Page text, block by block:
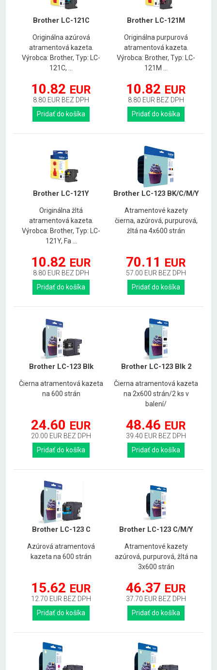
Brother LC-121C
Originálna azúrová
atramentová kazeta.
Výrobca: Brother, Typ: LC-
121C, ...
10.82 EUR
8.80 EUR BEZ DPH
Pridať do košíka
Brother LC-121M
Originálna purpurová
atramentová kazeta.
Výrobca: Brother, Typ: LC-
121M ...
10.82 EUR
8.80 EUR BEZ DPH
Pridať do košíka
Brother LC-121Y
Originálna žltá
atramentová kazeta.
Výrobca: Brother, Typ: LC-
121Y, Fa ...
10.82 EUR
8.80 EUR BEZ DPH
Pridať do košíka
Brother LC-123 BK/C/M/Y
Atramentové kazety
čierna, azúrová, purpurová,
žltá na 4x600 strán
70.11 EUR
57.00 EUR BEZ DPH
Pridať do košíka
Brother LC-123 Blk
Čierna atramentová kazeta
na 600 strán
24.60 EUR
20.00 EUR BEZ DPH
Pridať do košíka
Brother LC-123 Blk 2
Čierna atramentová kazeta
na 2x600 strán/2 ks v
balení/
48.46 EUR
39.40 EUR BEZ DPH
Pridať do košíka
Brother LC-123 C
Azúrová atramentová
kazeta na 600 strán
15.62 EUR
12.70 EUR BEZ DPH
Pridať do košíka
Brother LC-123 C/M/Y
Atramentové kazety
azúrová, purpurová, žltá na
3x600 strán
46.37 EUR
37.70 EUR BEZ DPH
Pridať do košíka